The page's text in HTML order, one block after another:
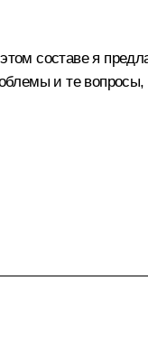
составе я
и те вопросы,